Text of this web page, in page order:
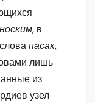
носким, в
пасак,
лишь
из
узел